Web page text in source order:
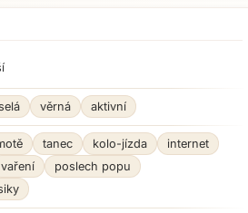
věrná aktivní
tanec kolo-jízda
internet
vaření
poslech popu